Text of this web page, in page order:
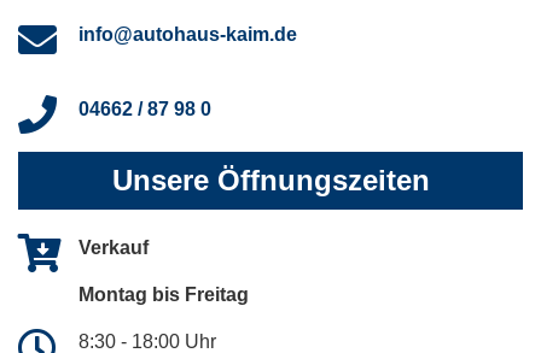
info@autohaus-kaim.de
04662 / 87 98 0
Unsere Öffnungszeiten
Verkauf
Montag bis Freitag
8:30 - 18:00 Uhr